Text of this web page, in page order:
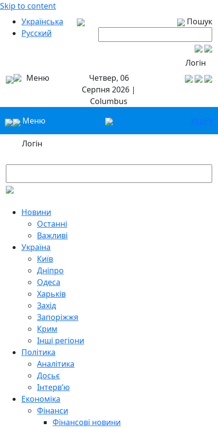
Skip to content
Українська
Русский
Пошук
Логін
Меню
Четвер, 06
Серпня 2026 |
Columbus
Меню
УкрРу
Логін
Новини
Останні
Важливі
Україна
Київ
Дніпро
Одеса
Харьків
Захід
Запоріжжя
Крим
Інші регіони
Політика
Аналітика
Досьє
Інтерв’ю
Економіка
Фінанси
Фінансові новини